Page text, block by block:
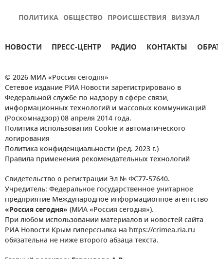
ПОЛИТИКА ОБЩЕСТВО ПРОИСШЕСТВИЯ ВИЗУАЛ
НОВОСТИ ПРЕСС-ЦЕНТР РАДИО КОНТАКТЫ
© 2026 МИА «Россия сегодня»
Сетевое издание РИА Новости зарегистрировано в
Федеральной службе по надзору в сфере связи,
информационных технологий и массовых коммуникаций
(Роскомнадзор) 08 апреля 2014 года.
Политика использования Cookie и автоматического
логирования
Политика конфиденциальности (ред. 2023 г.)
Правила применения рекомендательных технологий
Свидетельство о регистрации Эл № ФС77-57640.
Учредитель: Федеральное государственное унитарное
предприятие Международное информационное агентство
«Россия сегодня» (МИА «Россия сегодня»).
При любом использовании материалов и новостей сайта
РИА Новости Крым гиперссылка на https://crimea.ria.ru
обязательна не ниже второго абзаца текста.